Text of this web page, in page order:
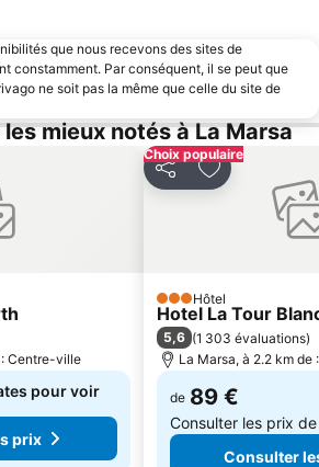
Ibn Khaldoun Statue
routière de Tunis Nord Bab Saâdoun
que nous recevons des sites de
constamment. Par conséquent, il se peut que
ne soit pas la même que celle du site de
mieux notés à La Marsa
favoris
: Centre-ville
pour voir
prix
Choix populaire
PartagerAjouter à
3 Étoiles
Hôtel
Hotel La Tour
5,6 (1 303 évaluations)
La Marsa, à 2.2 km
de 89 €
Consulter les prix
Consulter